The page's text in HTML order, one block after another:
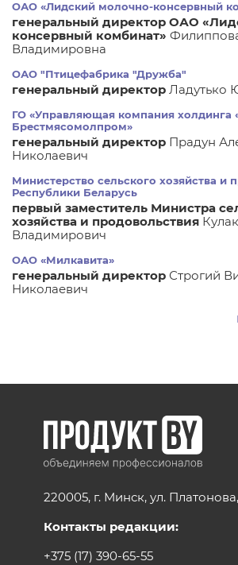
ОАО «Лидский молочно-консервный
генеральный директор ОАО
консервный комбинат»
Владимировна
ОАО "Птицефабрика "Дружба"
генеральный директор Ладутько
ГО «Управляющая компания холдинга
Брестмясомолпром»
генеральный директор Прадун
Николаевич
Министерство сельского хозяйства и
Республики Беларусь
первый заместитель Министра
хозяйства и продовольствия
Владимирович
ОАО «Милкавита»
генеральный директор Строгий
Николаевич
220005, г. Минск, ул.
Контакты редакции:
+375 (17) 390-65-55